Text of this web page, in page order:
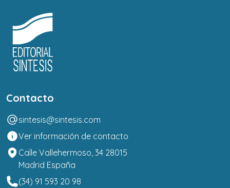
Contacto
sintesis@sintesis.com
Ver información de contacto
Calle Vallehermoso, 34 28015
Madrid España
(34) 91 593 20 98